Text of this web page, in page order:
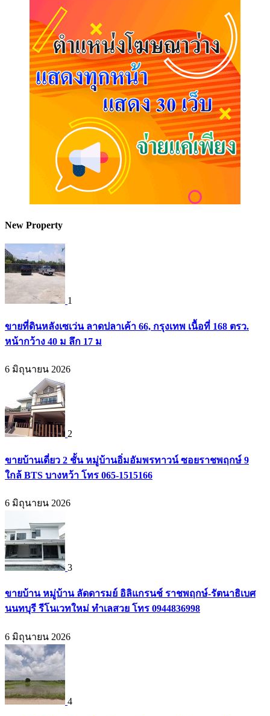
New Property
1
ขายที่ดินหลังเซเว่น ลาดปลาเค้า 66, กรุงเทพ เนื้อที่ 168 ตรว.
หน้ากว้าง 40 ม ลึก 17 ม
6 มิถุนายน 2026
2
ขายบ้านเดี่ยว 2 ชั้น หมู่บ้านอิ่มอัมพรทาวน์ ซอยราชพฤกษ์ 9
ใกล้ BTS บางหว้า โทร 065-1515166
6 มิถุนายน 2026
3
ขายบ้าน หมู่บ้าน ลัดดารมย์ อิลิแกรนช์ ราชพฤกษ์-รัตนาธิเบศ
นนทบุรี รีโนเวทใหม่ ทำเลสวย โทร 0944836998
6 มิถุนายน 2026
4